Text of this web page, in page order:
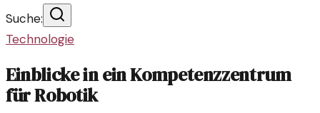
Suche:
Technologie
Einblicke in ein Kompetenzzentrum
für Robotik